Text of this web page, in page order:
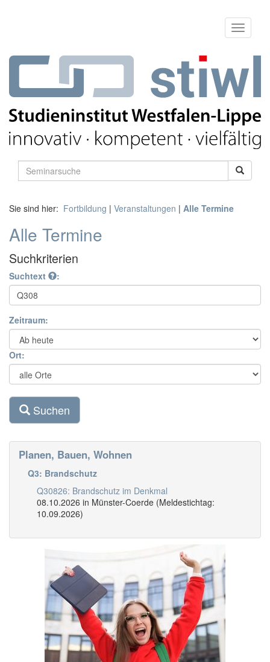
Sie sind hier: Fortbildung | Veranstaltungen | Alle Termine
Alle Termine
Suchkriterien
Suchtext :
Zeitraum:
Ort:
Suchen
Planen, Bauen, Wohnen
Q3: Brandschutz
Q30826: Brandschutz im Denkmal
08.10.2026 in Münster-Coerde (Meldestichtag:
10.09.2026)